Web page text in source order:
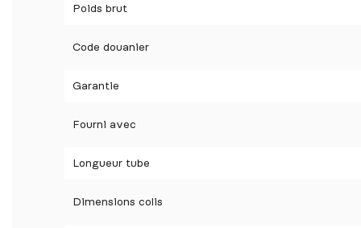
Poids brut
Code douanier
Garantie
Fourni avec
Longueur tube
Dimensions colis